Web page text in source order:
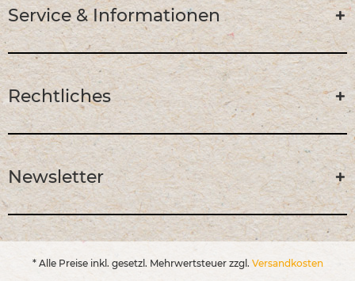
Service & Informationen
Rechtliches
Newsletter
* Alle Preise inkl. gesetzl. Mehrwertsteuer zzgl. Versandkosten